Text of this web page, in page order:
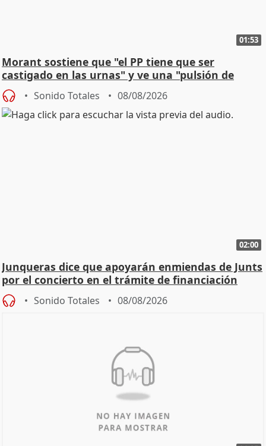
01:53
Morant sostiene que "el PP tiene que ser
castigado en las urnas" y ve una "pulsión de
cambio"
Sonido Totales 08/08/2026
02:00
Junqueras dice que apoyarán enmiendas de Junts
por el concierto en el trámite de financiación
Sonido Totales 08/08/2026